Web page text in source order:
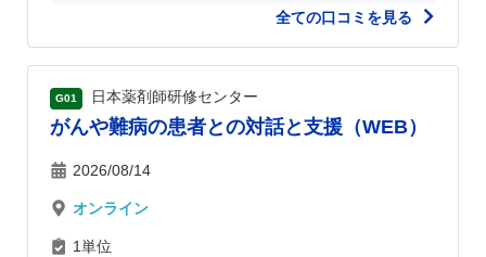
全ての口コミを見る
G01 日本薬剤師研修センター
がんや難病の患者との対話と支援（WEB）
2026/08/14
オンライン
1単位